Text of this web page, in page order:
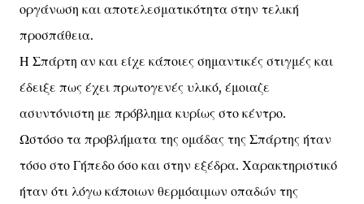
οργάνωση και αποτελεσματικότητα στην τελική
προσπάθεια.
Η Σπάρτη αν και είχε κάποιες σημαντικές στιγμές και
έδειξε πως έχει πρωτογενές υλικό, έμοιαζε
ασυντόνιστη με πρόβλημα κυρίως στο κέντρο.
Ωστόσο τα προβλήματα της ομάδας της Σπάρτης ήταν
τόσο στο Γήπεδο όσο και στην εξέδρα. Χαρακτηριστικό
ήταν ότι λόγω κάποιων θερμόαιμων οπαδών της